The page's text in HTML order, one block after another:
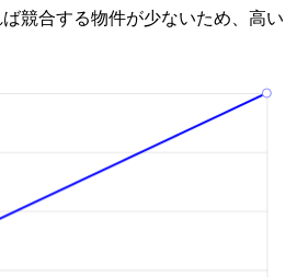
競合する物件が少ないため、高い